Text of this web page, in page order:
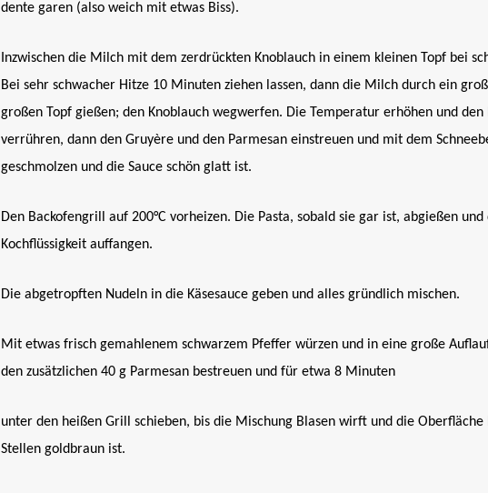
dente garen (also weich mit etwas Biss).
Inzwischen die Milch mit dem zerdrückten Knoblauch in einem kleinen Topf bei
Bei sehr schwacher Hitze 10 Minuten ziehen lassen, dann die Milch durch ein
großen Topf gießen; den Knoblauch wegwerfen. Die Temperatur erhöhen und den
verrühren, dann den Gruyère und den Parmesan einstreuen und mit dem
geschmolzen und die Sauce schön glatt ist.
Den Backofengrill auf 200°C vorheizen. Die Pasta, sobald sie gar ist, abgießen
Kochflüssigkeit auffangen.
Die abgetropften Nudeln in die Käsesauce geben und alles gründlich mischen.
Mit etwas frisch gemahlenem schwarzem Pfeffer würzen und in eine große
den zusätzlichen 40 g Parmesan bestreuen und für etwa 8 Minuten
unter den heißen Grill schieben, bis die Mischung Blasen wirft und die Oberfläche
Stellen goldbraun ist.